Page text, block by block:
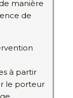
manière
de
à partir
le porteur